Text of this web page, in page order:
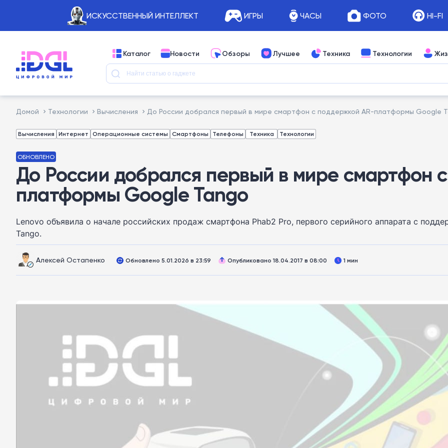
ИСКУССТВЕННЫЙ ИНТЕЛЛЕКТ ИГРЫ ЧАСЫ ФОТО HI-FI
Каталог Новости Обзоры Лучшее Техника Технологии
Домой Технологии Вычисления До России добрался первый в мире смартфон с поддержкой AR-платформы Google
Вычисления Интернет Операционные системы Смартфоны Телефоны Техника Технологии
ОБНОВЛЕНО
До России добрался первый в мире смартфон
платформы Google Tango
Lenovo объявила о начале российских продаж смартфона Phab2 Pro, первого серийного аппарата с
Tango.
Алексей Остапенко Обновлено 5.01.2026 в 23:59 Опубликовано 18.04.2017 в 08:00 1 мин